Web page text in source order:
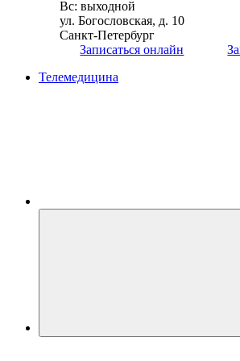
Вс: выходной
ул. Богословская, д. 10
Санкт-Петербург
Записаться онлайн
Телемедицина